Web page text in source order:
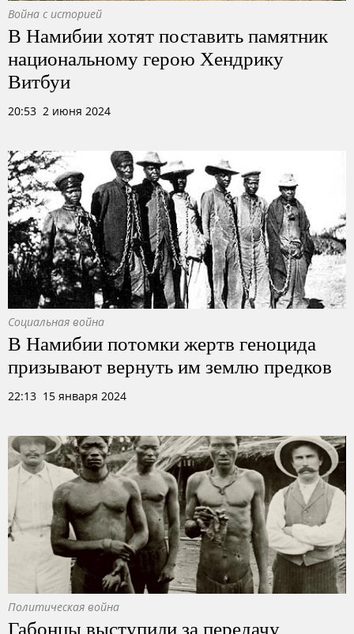
Война с историей
В Намибии хотят поставить памятник
национальному герою Хендрику
Витбуи
20:53 2 июня 2024
Социальная война
В Намибии потомки жертв геноцида
призывают вернуть им землю предков
22:13 15 января 2024
Политическая война
Габонцы выступили за передачу